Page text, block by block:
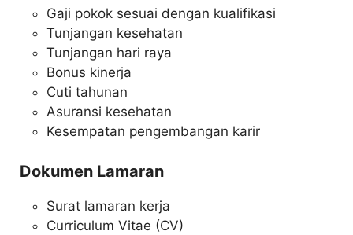
Gaji pokok sesuai dengan kualifikasi
Tunjangan kesehatan
Tunjangan hari raya
Bonus kinerja
Cuti tahunan
Asuransi kesehatan
Kesempatan pengembangan karir
Dokumen Lamaran
Surat lamaran kerja
Curriculum Vitae (CV)